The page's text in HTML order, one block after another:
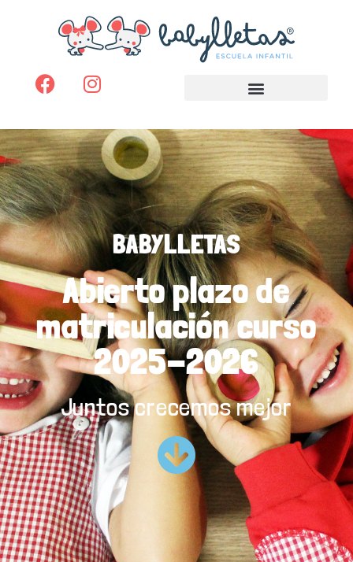
BABYLLETAS
Abierto plazo de
matriculación curso
2025-2026
Juntos crecemos mejor